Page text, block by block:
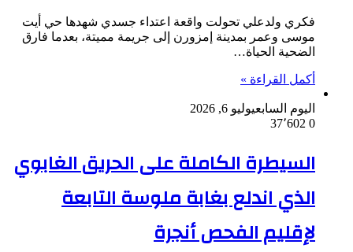
فكري ولدعلي تحولت واقعة اعتداء جسدي شهدها حي أيت
موسى وعمر بمدينة إمزورن إلى جريمة مميتة، بعدما فارق
الضحية الحياة…
أكمل القراءة »
اليوم السابعيوليو 6, 2026
0
السيطرة الكاملة على الحريق الغابوي
الذي اندلع بغابة ملوسة التابعة
لإقليم الفحص أنجرة